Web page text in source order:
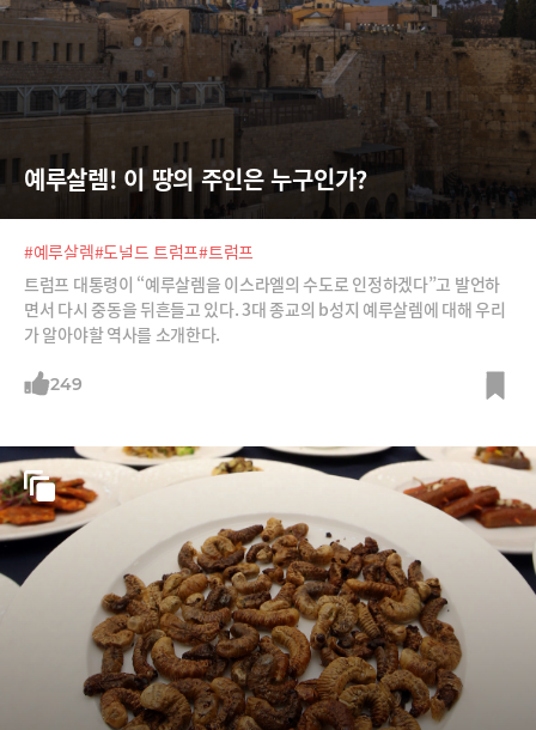
예루살렘! 이 땅의 주인은 누구인가?
#예루살렘#도널드 트럼프#트럼프
트럼프 대통령이 “예루살렘을 이스라엘의 수도로 인정하겠다”고 발언하
면서 다시 중동을 뒤흔들고 있다. 3대 종교의 b성지 예루살렘에 대해 우리
가 알아야할 역사를 소개한다.
249